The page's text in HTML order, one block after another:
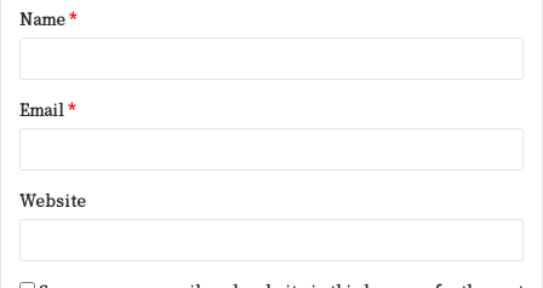
*
Name*
Email*
Website